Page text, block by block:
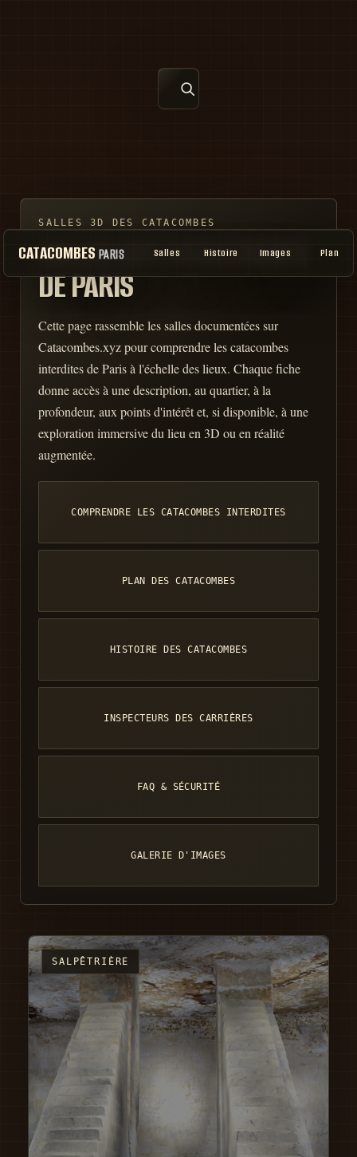
CATACOMBES PARIS Salles Histoire Images Plan
SALLES 3D DES CATACOMBES
SALLES DES CATACOMBES
DE PARIS
Cette page rassemble les salles documentées sur
Catacombes.xyz pour comprendre les catacombes
interdites de Paris à l'échelle des lieux. Chaque fiche
donne accès à une description, au quartier, à la
profondeur, aux points d'intérêt et, si disponible, à une
exploration immersive du lieu en 3D ou en réalité
augmentée.
COMPRENDRE LES CATACOMBES INTERDITES
PLAN DES CATACOMBES
HISTOIRE DES CATACOMBES
INSPECTEURS DES CARRIÈRES
FAQ & SÉCURITÉ
GALERIE D'IMAGES
SALPÊTRIÈRE